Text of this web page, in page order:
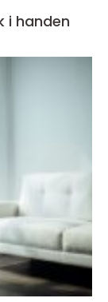
i handen